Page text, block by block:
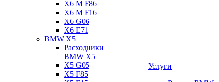
X6 M F86
X6 M F16
X6 G06
X6 E71
BMW X5
Расходники
BMW X5
X5 G05
X5 F85
Услуги